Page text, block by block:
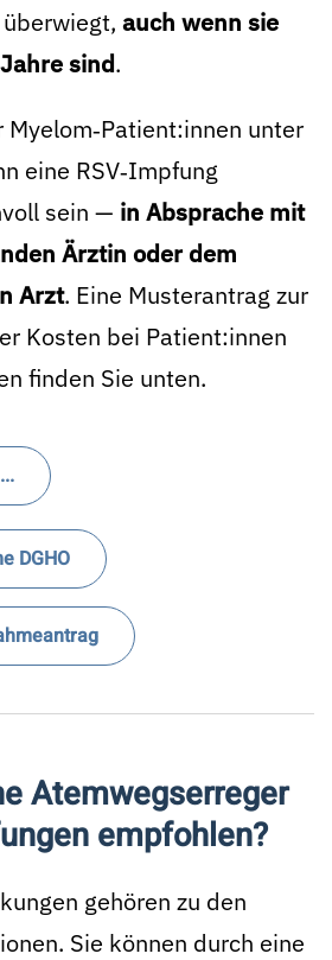
auch wenn sie
sind.
Myelom‑Patient:innen unter
eine RSV‑Impfung
sein — in Absprache mit
Ärztin oder dem
Arzt. Eine Musterantrag zur
Kosten bei Patient:innen
finden Sie unten.
DGHO
Atemwegserreger
empfohlen?
gehören zu den
Sie können durch eine